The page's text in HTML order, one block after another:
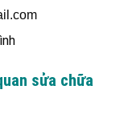
sửa chữa